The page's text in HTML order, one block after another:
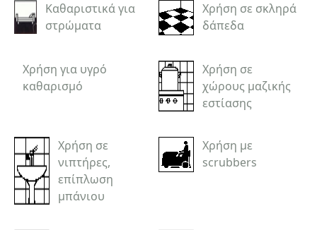
Καθαριστικά για
στρώματα
Χρήση σε σκληρά
δάπεδα
Χρήση για υγρό
καθαρισμό
Χρήση σε
χώρους μαζικής
εστίασης
Χρήση σε
νιπτήρες,
επίπλωση
μπάνιου
Χρήση με
scrubbers